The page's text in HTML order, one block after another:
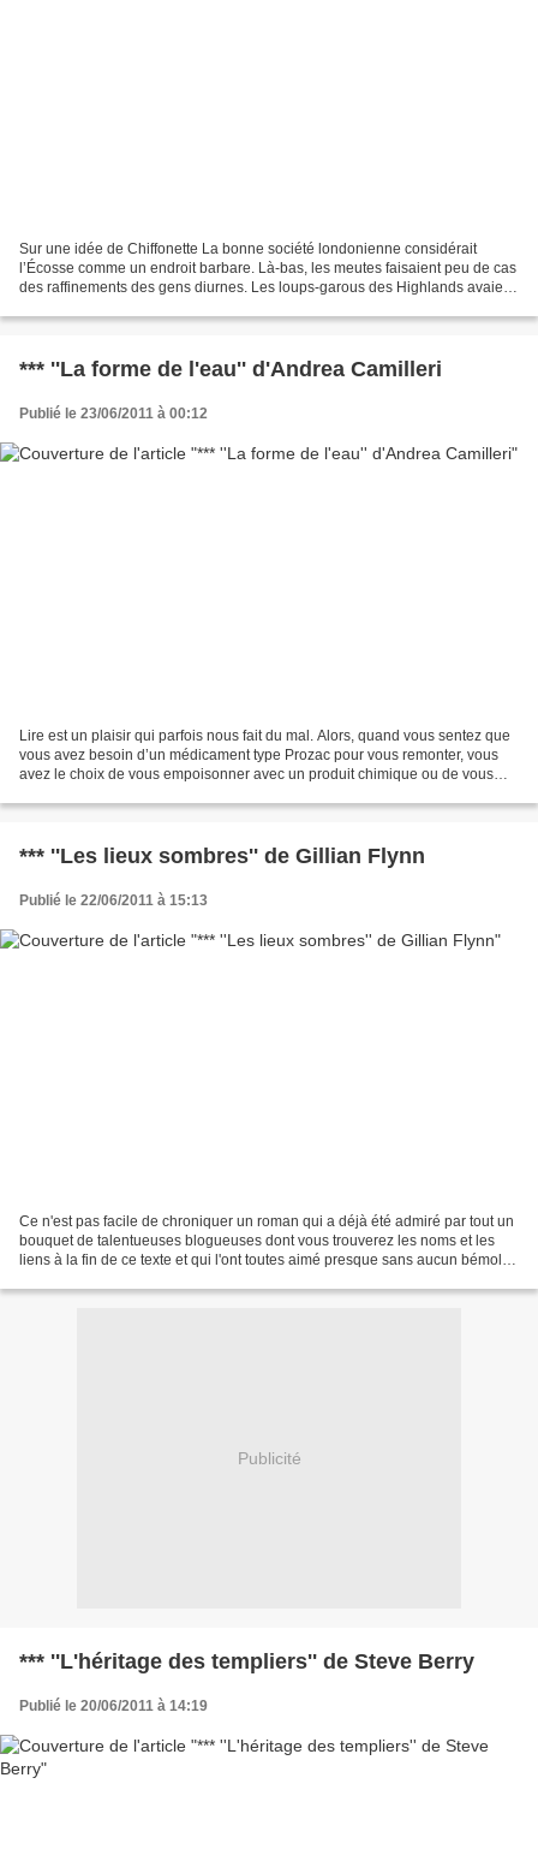
Sur une idée de Chiffonette La bonne société londonienne considérait
l’Écosse comme un endroit barbare. Là-bas, les meutes faisaient peu de cas
des raffinements des gens diurnes. Les loups-garous des Highlands avaient
*** ''La forme de l'eau'' d'Andrea Camilleri
Publié le 23/06/2011 à 00:12
Lire est un plaisir qui parfois nous fait du mal. Alors, quand vous sentez que
vous avez besoin d’un médicament type Prozac pour vous remonter, vous
avez le choix de vous empoisonner avec un produit chimique ou de vous
*** ''Les lieux sombres'' de Gillian Flynn
Publié le 22/06/2011 à 15:13
Ce n'est pas facile de chroniquer un roman qui a déjà été admiré par tout un
bouquet de talentueuses blogueuses dont vous trouverez les noms et les
liens à la fin de ce texte et qui l'ont toutes aimé presque sans aucun bémol.*
Publicité
*** ''L'héritage des templiers'' de Steve Berry
Publié le 20/06/2011 à 14:19